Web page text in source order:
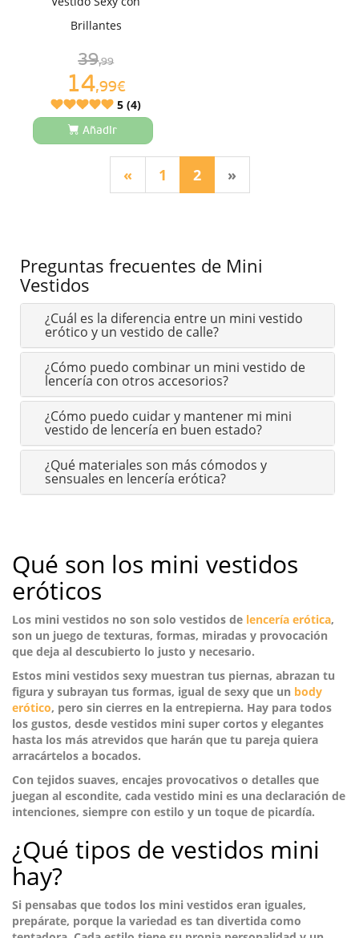
Brillantes
39,99
14,99€
5 (4)
Añadir
« 1 2(current)
»
Preguntas frecuentes de Mini
Vestidos
¿Cuál es la diferencia entre un mini vestido
erótico y un vestido de calle?
¿Cómo puedo combinar un mini vestido de
lencería con otros accesorios?
¿Cómo puedo cuidar y mantener mi mini
vestido de lencería en buen estado?
¿Qué materiales son más cómodos y
sensuales en lencería erótica?
Qué son los mini vestidos
eróticos
Los mini vestidos no son solo vestidos de lencería erótica,
son un juego de texturas, formas, miradas y provocación
que deja al descubierto lo justo y necesario.
Estos mini vestidos sexy muestran tus piernas, abrazan tu
figura y subrayan tus formas, igual de sexy que un body
erótico, pero sin cierres en la entrepierna. Hay para todos
los gustos, desde vestidos mini super cortos y elegantes
hasta los más atrevidos que harán que tu pareja quiera
arracártelos a bocados.
Con tejidos suaves, encajes provocativos o detalles que
juegan al escondite, cada vestido mini es una declaración de
intenciones, siempre con estilo y un toque de picardía.
¿Qué tipos de vestidos mini
hay?
Si pensabas que todos los mini vestidos eran iguales,
prepárate, porque la variedad es tan divertida como